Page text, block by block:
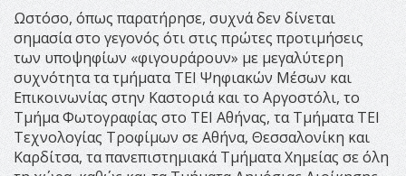
Ωστόσο, όπως παρατήρησε, συχνά δεν δίνεται
σημασία στο γεγονός ότι στις πρώτες προτιμήσεις
των υποψηφίων «φιγουράρουν» με μεγαλύτερη
συχνότητα τα τμήματα ΤΕΙ Ψηφιακών Μέσων και
Επικοινωνίας στην Καστοριά και το Αργοστόλι, το
Τμήμα Φωτογραφίας στο ΤΕΙ Αθήνας, τα Τμήματα ΤΕΙ
Τεχνολογίας Τροφίμων σε Αθήνα, Θεσσαλονίκη και
Καρδίτσα, τα πανεπιστημιακά Τμήματα Χημείας σε όλη